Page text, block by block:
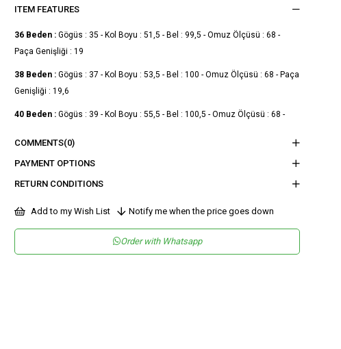
ITEM FEATURES
36 Beden : Gögüs : 35 - Kol Boyu : 51,5 - Bel : 99,5 - Omuz Ölçüsü : 68 -
Paça Genişliği : 19
38 Beden : Gögüs : 37 - Kol Boyu : 53,5 - Bel : 100 - Omuz Ölçüsü : 68 - Paça
Genişliği : 19,6
40 Beden : Gögüs : 39 - Kol Boyu : 55,5 - Bel : 100,5 - Omuz Ölçüsü : 68 -
Category Pants
COMMENTS(0)
PAYMENT OPTIONS
RETURN CONDITIONS
Add to my Wish List Notify me when the price goes down
Order with Whatsapp